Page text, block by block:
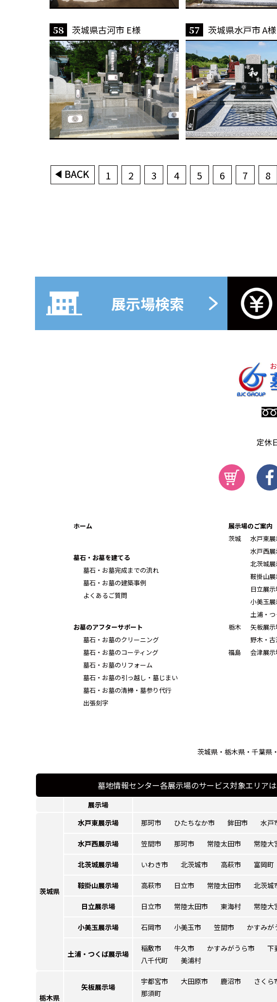
58 茨城県古河市 E様 57 茨城県水戸市 A様
1 2 3 4 5 6 7 8
展示場検索
定休
ホーム
墓石・お墓を建てる
墓石・お墓完成までの流れ
墓石・お墓の建築事例
よくあるご質問
お墓のアフターサポート
墓石・お墓のクリーニング
墓石・お墓のコーティング
墓石・お墓のリフォーム
墓石・お墓の引っ越し・墓じまい
墓石・お墓の清掃・墓参り代行
出張刻字
展示場のご案内
茨城
水戸東
水戸西
北茨城
鞍掛山
日立展
小美玉
土浦・
栃木
矢板展
野木・
福島
会津展
茨城県・栃木県・千葉県
墓地情報センター各展示場のサービス対象エリア
展示場
茨城県
水戸東展示場 那珂市 ひたちなか市 鉾田市 水戸
水戸西展示場 笠間市 那珂市 常陸太田市 常陸大
北茨城展示場 いわき市 北茨城市 高萩市 富岡町
鞍掛山展示場 高萩市 日立市 常陸太田市 北茨城
日立展示場 日立市 常陸太田市 東海村 常陸大
小美玉展示場 石岡市 小美玉市 笠間市 かすみが
土浦・つくば展示場
稲敷市 牛久市 かすみがうら市 下
八千代町
美浦村
栃木県
矢板展示場
宇都宮市 大田原市 鹿沼市 さくら
那須町